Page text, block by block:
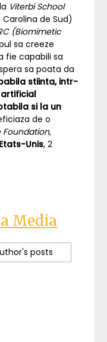
Viterbi School
de Sud)
(Biomimetic
sa creeze
fie capabili sa
sa poata da
stiinta, intr-
artificial
si la un
de o
Foundation,
Unis, 2
Media
posts